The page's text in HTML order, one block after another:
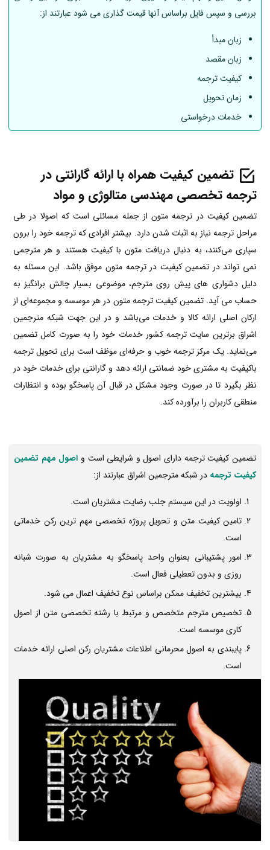
بررسی و سپس فایل براساس آنها قیمت گذاری می شود عبارتند از:
زبان مبدأ
زبان مقصد
کیفیت ترجمه
زمان تحویل
خدمات درخواستی
تضمین کیفیت همراه با ارائه گارانتی در
ترجمه تخصصی مهندسی متالوژی و مواد
تضمین کیفیت در ترجمه متون از جمله مسائلی است که اصولا در طی
مراحل ترجمه نیاز به اثبات شدن دارد. بیشتر افرادی که ترجمه خود را برون
سپاری می‌کنند، به دنبال دریافت متون با کیفیت هستند و هر مترجمی
نمی تواند در تضمین کیفیت در ترجمه متون موفق باشد. این مسئله به
دلیل دشواری های پیش روی مترجم، موضوعی بسیار چالش برانگیز به
حساب می آید. تضمین کیفیت ترجمه متون در هر موسسه و مجموعه‌ای از
ارکان اصلی ارائه کالا و خدمات می‌باشد و در این جهت شبکه مترجمین
اشراق برترین سایت ترجمه کشور خدمات خود را به صورت کامل تضمین
می‌نماید. یک مرکز ترجمه خوب و حرفه‌ای موظف است برای تحویل ترجمه
باکیفیت به مشتری خود ضمانتی ارائه دهد و گارانتی برای خدمات خود در
نظر بگیرد تا در صورت وجود مشکل در قبال آن پاسخگو بوده و انتظارات
منطقی کاربران را برآورده کند.
تضمین کیفیت ترجمه دارای اصول و شرایطی است و اصول مهم تضمین
کیفیت ترجمه در شبکه مترجمین اشراق عبارتند از:
اولویت در این سیستم جلب رضایت مشتریان است.
تامین کیفیت متن و تحویل پروژه تخصصی مهم ترین رکن خدماتی
است.
امور پشتیبانی بعنوان واحد پاسخگو به مشتریان به صورت شبانه
روزی و بدون تعطیلی فعال است.
بیشترین تخفیف ممکن براساس نوع تخفیف اعمال می شود.
تخصیص مترجم متخصص و مرتبط با رشته تخصصی متن از اصول
کاری موسسه است.
پایبندی به اصول محرمانی اطلاعات مشتریان رکن اصلی ارائه خدمات
است.